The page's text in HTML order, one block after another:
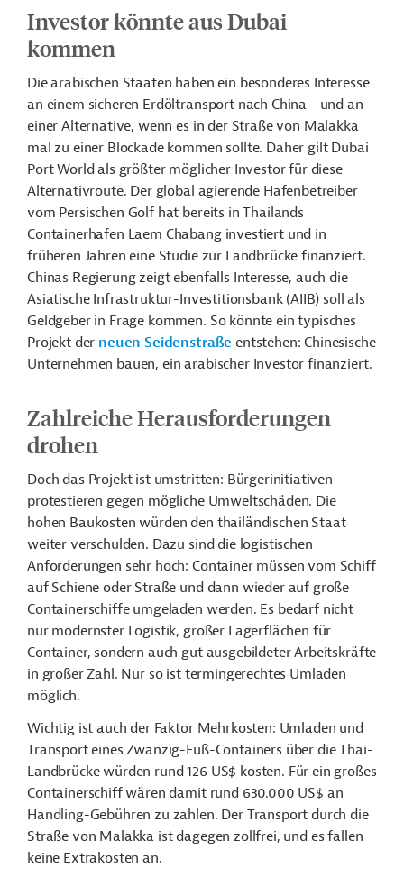
Investor könnte aus Dubai
kommen
Die arabischen Staaten haben ein besonderes Interesse
an einem sicheren Erdöltransport nach China - und an
einer Alternative, wenn es in der Straße von Malakka
mal zu einer Blockade kommen sollte. Daher gilt Dubai
Port World als größter möglicher Investor für diese
Alternativroute. Der global agierende Hafenbetreiber
vom Persischen Golf hat bereits in Thailands
Containerhafen Laem Chabang investiert und in
früheren Jahren eine Studie zur Landbrücke finanziert.
Chinas Regierung zeigt ebenfalls Interesse, auch die
Asiatische Infrastruktur-Investitionsbank (AIIB) soll als
Geldgeber in Frage kommen. So könnte ein typisches
Projekt der neuen Seidenstraße entstehen: Chinesische
Unternehmen bauen, ein arabischer Investor finanziert.
Zahlreiche Herausforderungen
drohen
Doch das Projekt ist umstritten: Bürgerinitiativen
protestieren gegen mögliche Umweltschäden. Die
hohen Baukosten würden den thailändischen Staat
weiter verschulden. Dazu sind die logistischen
Anforderungen sehr hoch: Container müssen vom Schiff
auf Schiene oder Straße und dann wieder auf große
Containerschiffe umgeladen werden. Es bedarf nicht
nur modernster Logistik, großer Lagerflächen für
Container, sondern auch gut ausgebildeter Arbeitskräfte
in großer Zahl. Nur so ist termingerechtes Umladen
möglich.
Wichtig ist auch der Faktor Mehrkosten: Umladen und
Transport eines Zwanzig-Fuß-Containers über die Thai-
Landbrücke würden rund 126 US$ kosten. Für ein großes
Containerschiff wären damit rund 630.000 US$ an
Handling-Gebühren zu zahlen. Der Transport durch die
Straße von Malakka ist dagegen zollfrei, und es fallen
keine Extrakosten an.